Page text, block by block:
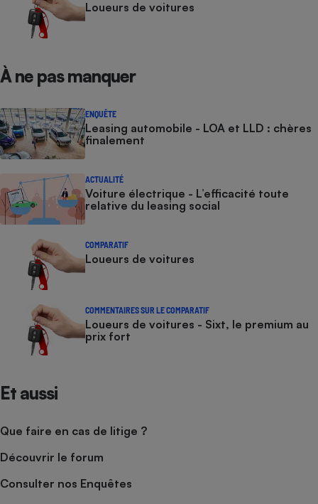
Loueurs de voitures
À ne pas manquer
ENQUÊTE
Leasing automobile - LOA et LLD : chères
finalement
ACTUALITÉ
Voiture électrique - L’efficacité toute
relative du leasing social
COMPARATIF
Loueurs de voitures
COMMENTAIRES SUR LE COMPARATIF
Loueurs de voitures - Sixt, le premium au
prix fort
Et aussi
Que faire en cas de litige ?
Découvrir le forum
Consulter nos Enquêtes